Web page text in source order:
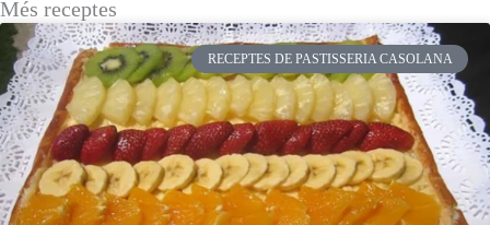
Més receptes
RECEPTES DE PASTISSERIA CASOLANA